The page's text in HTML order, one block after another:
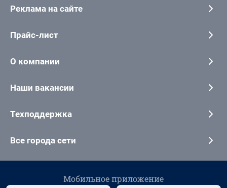
Реклама на сайте
Прайс-лист
О компании
Наши вакансии
Техподдержка
Все города сети
Мобильное приложение